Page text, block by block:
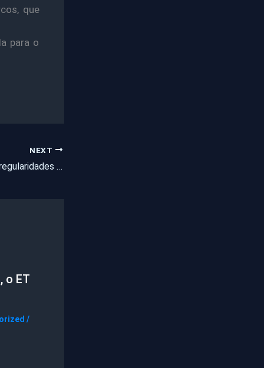
que
para o
NEXT
MPF-CE denuncia irregularidades e fraudes em conselho de farmácia
o ET
/